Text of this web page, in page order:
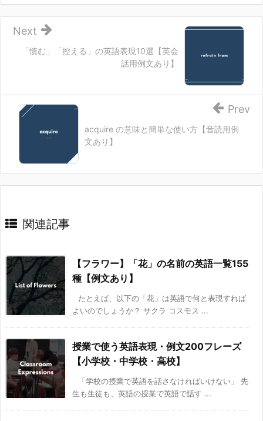
「慎む」「控える」の英語表現10選【英会
話用例文あり】
Next
acquire の意味と簡単な使い方【音読用例
文あり】
Prev
関連記事
【フラワー】「花」の名前の英語一覧155
種【例文あり】
たとえば、以下の「花」は英語で何と表現すれば
よいのでしょうか？ サクラ コスモス ...
授業で使う英語表現・例文200フレーズ
【小学校・中学校・高校】
「学校の授業で英語を話さなければいけない」 先
生も生徒も、英語の授業で英語で話す ...